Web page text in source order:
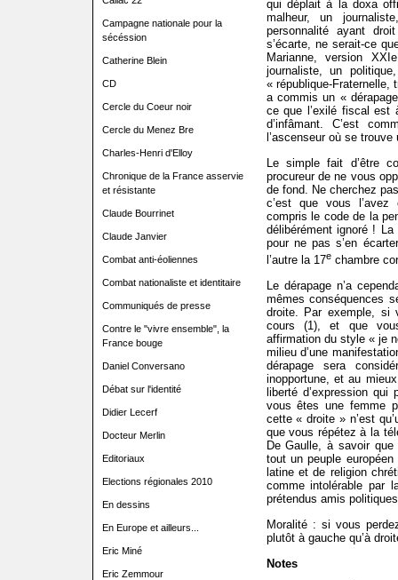
Campagne nationale pour la
sécéssion
Catherine Blein
CD
Cercle du Coeur noir
Cercle du Menez Bre
Charles-Henri d'Elloy
Chronique de la France asservie
et résistante
Claude Bourrinet
Claude Janvier
Combat anti-éoliennes
Combat nationaliste et identitaire
Communiqués de presse
Contre le "vivre ensemble", la
France bouge
Daniel Conversano
Débat sur l'identité
Didier Lecerf
Docteur Merlin
Editoriaux
Elections régionales 2010
En dessins
En Europe et ailleurs...
Eric Miné
Eric Zemmour
qui déplait à la doxa
malheur, un
personnalité ayant
s’écarte, ne serait-ce
Marianne, version
journaliste, un
« république-Fraternelle,
a commis un «
ce que l’exilé fiscal est
d’infâmant. C’est
l’ascenseur où se
Le simple fait d’être
procureur de ne vous
de fond. Ne cherchez
c’est que vous l’avez
compris le code de la
délibérément ignoré !
pour ne pas s’en
l’autre la 17echambre
Le dérapage n’a
mêmes conséquences
droite. Par exemple, si
cours (1), et que
affirmation du style « je
milieu d’une
dérapage sera
inopportune, et au
liberté d’expression
vous êtes une femme
cette « droite » n’est
que vous répétez à la
De Gaulle, à savoir
tout un peuple
latine et de religion
comme intolérable par
prétendus amis
Moralité : si vous
plutôt à gauche qu’à
Notes